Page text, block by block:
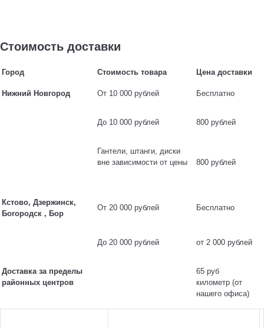
Стоимость доставки
Город Стоимость товара Цена доставки
Нижний Новгород От 10 000 рублей Бесплатно
До 10 000 рублей 800 рублей
Гантели, штанги, диски
вне зависимости от цены
800 рублей
Кстово, Дзержинск,
Богородск , Бор
От 20 000 рублей Бесплатно
До 20 000 рублей от 2 000 рублей
Доставка за пределы
районных центров
65 руб
километр (от
нашего офиса)